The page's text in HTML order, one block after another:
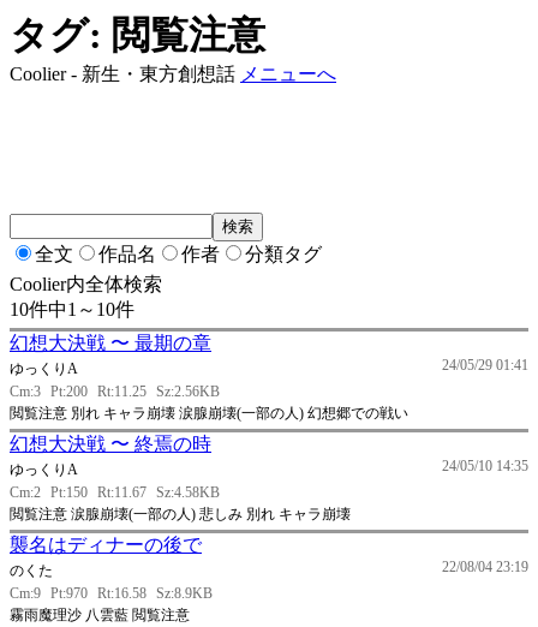
タグ: 閲覧注意
Coolier - 新生・東方創想話 メニューへ
全文 作品名 作者
分類タグ
Coolier内全体検索
10件中1～10件
幻想大決戦 〜 最期の章
24/05/29 01:41
ゆっくりA
Cm:3 Pt:200 Rt:11.25 Sz:2.56KB
閲覧注意 別れ キャラ崩壊 涙腺崩壊(一部の人) 幻想郷での戦い
幻想大決戦 〜 終焉の時
24/05/10 14:35
ゆっくりA
Cm:2 Pt:150 Rt:11.67 Sz:4.58KB
閲覧注意 涙腺崩壊(一部の人) 悲しみ 別れ キャラ崩壊
襲名はディナーの後で
22/08/04 23:19
のくた
Cm:9 Pt:970 Rt:16.58 Sz:8.9KB
霧雨魔理沙 八雲藍 閲覧注意